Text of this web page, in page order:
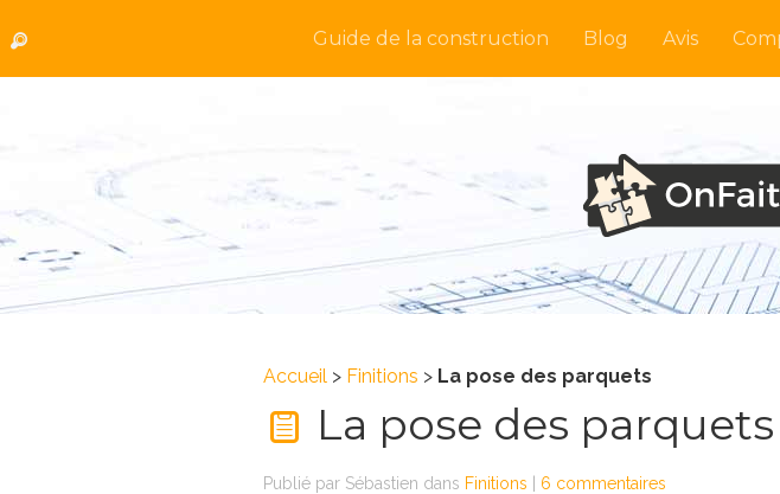
Guide de la construction Blog Avis
Accueil > Finitions > La pose des parquets
La pose des parquets
Publié par Sébastien dans Finitions 6 commentaires